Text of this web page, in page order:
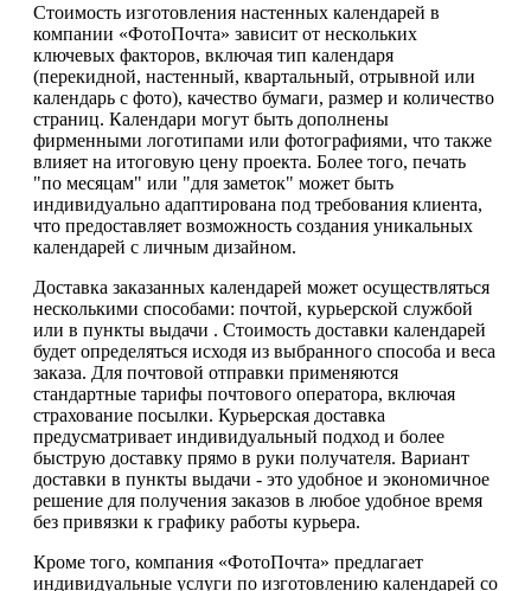
Стоимость изготовления настенных календарей в
компании «ФотоПочта» зависит от нескольких
ключевых факторов, включая тип календаря
(перекидной, настенный, квартальный, отрывной или
календарь с фото), качество бумаги, размер и количество
страниц. Календари могут быть дополнены
фирменными логотипами или фотографиями, что также
влияет на итоговую цену проекта. Более того, печать
"по месяцам" или "для заметок" может быть
индивидуально адаптирована под требования клиента,
что предоставляет возможность создания уникальных
календарей с личным дизайном.
Доставка заказанных календарей может осуществляться
несколькими способами: почтой, курьерской службой
или в пункты выдачи . Стоимость доставки календарей
будет определяться исходя из выбранного способа и веса
заказа. Для почтовой отправки применяются
стандартные тарифы почтового оператора, включая
страхование посылки. Курьерская доставка
предусматривает индивидуальный подход и более
быструю доставку прямо в руки получателя. Вариант
доставки в пункты выдачи - это удобное и экономичное
решение для получения заказов в любое удобное время
без привязки к графику работы курьера.
Кроме того, компания «ФотоПочта» предлагает
индивидуальные услуги по изготовлению календарей со